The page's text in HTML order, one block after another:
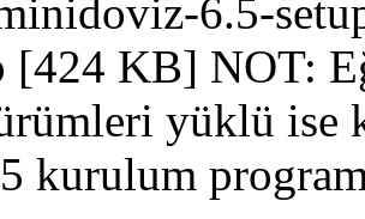
6.5-
[424 KB] NOT:
yüklü ise
kurulum